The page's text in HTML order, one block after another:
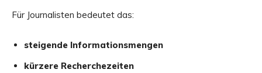
Für Journalisten bedeutet das:
steigende Informationsmengen
kürzere Recherchezeiten